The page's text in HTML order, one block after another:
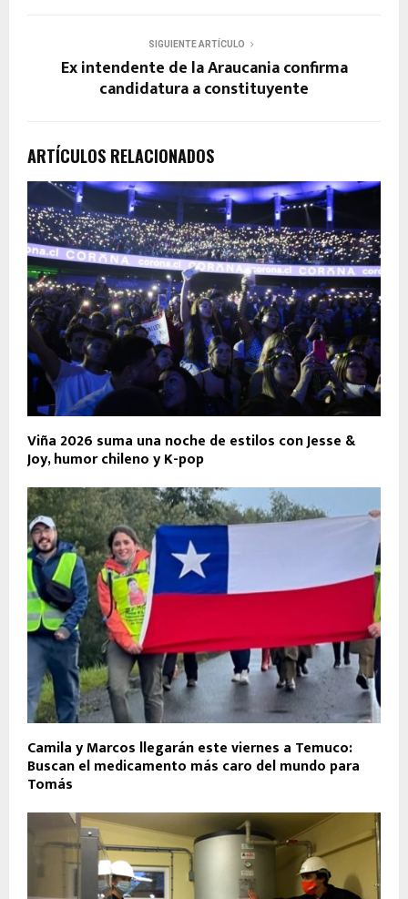
SIGUIENTE ARTÍCULO
Ex intendente de la Araucania confirma
candidatura a constituyente
ARTÍCULOS RELACIONADOS
Viña 2026 suma una noche de estilos con Jesse &
Joy, humor chileno y K-pop
Camila y Marcos llegarán este viernes a Temuco:
Buscan el medicamento más caro del mundo para
Tomás